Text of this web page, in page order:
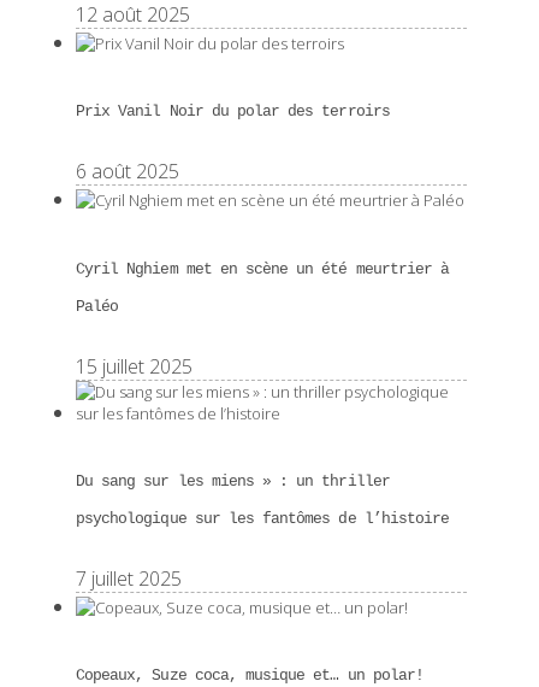
12 août 2025
Prix Vanil Noir du polar des terroirs
6 août 2025
Cyril Nghiem met en scène un été meurtrier à
Paléo
15 juillet 2025
Du sang sur les miens » : un thriller
psychologique sur les fantômes de l’histoire
7 juillet 2025
Copeaux, Suze coca, musique et… un polar!